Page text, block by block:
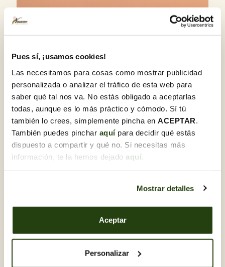
Pues sí, ¡usamos cookies!
Las necesitamos para cosas como mostrar publicidad
personalizada o analizar el tráfico de esta web para
saber qué tal nos va. No estás obligado a aceptarlas
todas, aunque es lo más práctico y cómodo. Sí tú
también lo crees, simplemente pincha en ACEPTAR
También puedes pinchar aquípara decidir qué estás
dispuesto a compartir y qué no. Si necesitas más
información, te la hemos dejado aquí
Mostrar detalles
Aceptar
Personalizar
Coixí de roses
Enviament de centres de flors per a tanatori
a Barcelona
A Flors Navarro realitzem enviaments de centres
funeraris a Barcelona, ​​els lliurem directament al tanatori
indicat garantint la seguretat del producte. Envia centres
funeraris a qualsevol tanatori amb Flors Navarro, fem
com al tanatori de les Corts. Feu arribar amb Flors
espectacular coixí de flors per a difunts. Realitzem
donant prioritat als arranjaments funeraris perquè estiguin
a temps a l'últim adeu d'un ésser estimat. Podrà fer la
si és diumenge o festiu. En moments tan complicats com